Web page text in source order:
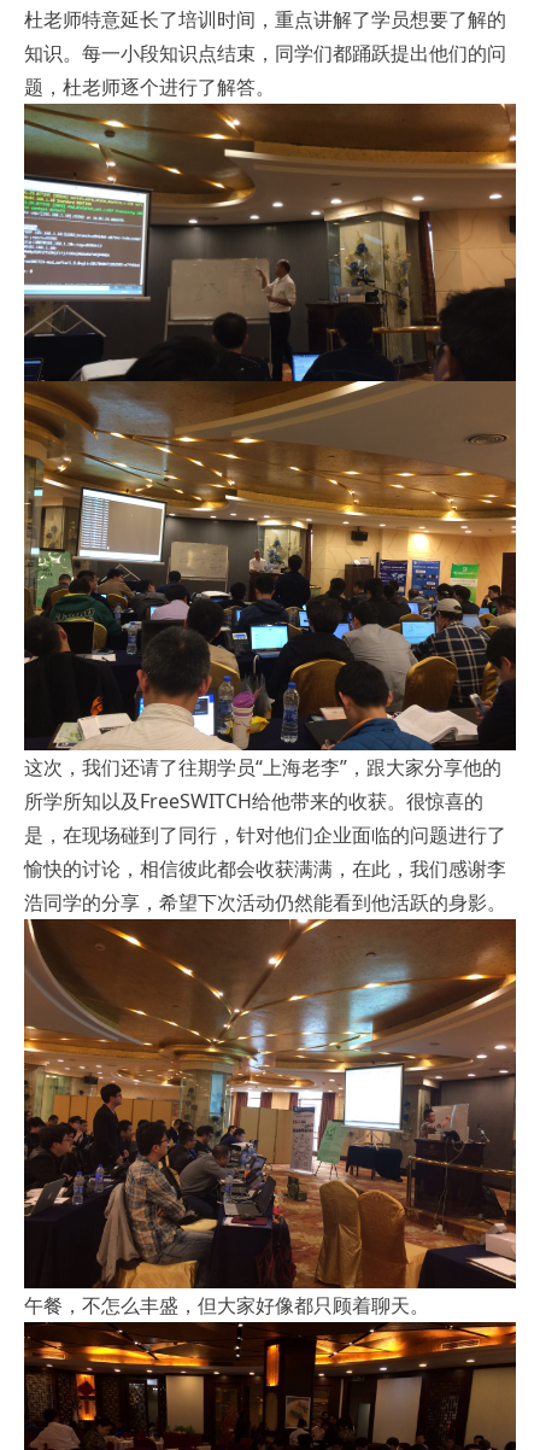
杜老师特意延长了培训时间，重点讲解了学员想要了解的
知识。每一小段知识点结束，同学们都踊跃提出他们的问
题，杜老师逐个进行了解答。
这次，我们还请了往期学员“上海老李”，跟大家分享他的
所学所知以及FreeSWITCH给他带来的收获。很惊喜的
是，在现场碰到了同行，针对他们企业面临的问题进行了
愉快的讨论，相信彼此都会收获满满，在此，我们感谢李
浩同学的分享，希望下次活动仍然能看到他活跃的身影。
午餐，不怎么丰盛，但大家好像都只顾着聊天。